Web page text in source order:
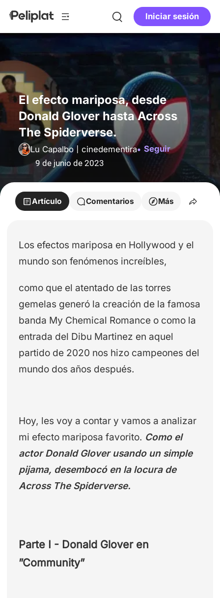
Iniciar sesión
El efecto mariposa, desde
Donald Glover hasta Across
The Spiderverse.
Lu Capalbo | cinedementira
Seguir
9 de junio de 2023
Artículo Comentarios Más
Los efectos mariposa en Hollywood y el
mundo son fenómenos increíbles,
como que el atentado de las torres
gemelas generó la creación de la famosa
banda My Chemical Romance o como la
entrada del Dibu Martinez en aquel
partido de 2020 nos hizo campeones del
mundo dos años después.
Hoy, les voy a contar y vamos a analizar
mi efecto mariposa favorito. Como el
actor Donald Glover usando un simple
pijama, desembocó en la locura de
Across The Spiderverse.
Parte I - Donald Glover en
”Community”